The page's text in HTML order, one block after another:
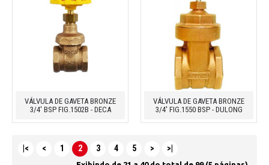
VÁLVULA DE GAVETA BRONZE
3/4' BSP FIG.1502B - DECA
VÁLVULA DE GAVETA BRONZE
3/4' FIG.1550 BSP - DULONG
|< < 1 2 3 4 5 > >|